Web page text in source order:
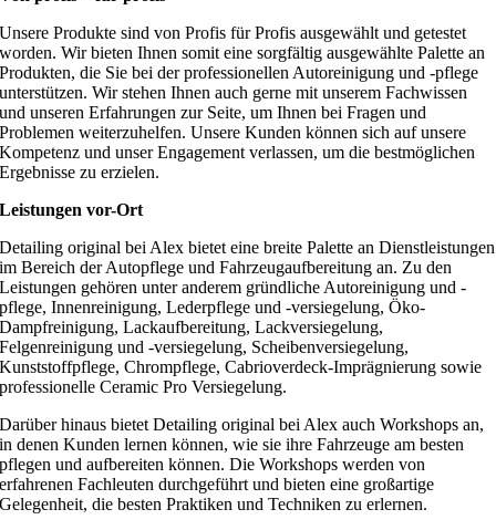
Unsere Produkte sind von Profis für Profis ausgewählt und getestet
worden. Wir bieten Ihnen somit eine sorgfältig ausgewählte Palette an
Produkten, die Sie bei der professionellen Autoreinigung und -pflege
unterstützen. Wir stehen Ihnen auch gerne mit unserem Fachwissen
und unseren Erfahrungen zur Seite, um Ihnen bei Fragen und
Problemen weiterzuhelfen. Unsere Kunden können sich auf unsere
Kompetenz und unser Engagement verlassen, um die bestmöglichen
Ergebnisse zu erzielen.
Leistungen vor-Ort
Detailing original bei Alex bietet eine breite Palette an Dienstleistungen
im Bereich der Autopflege und Fahrzeugaufbereitung an. Zu den
Leistungen gehören unter anderem gründliche Autoreinigung und -
pflege, Innenreinigung, Lederpflege und -versiegelung, Öko-
Dampfreinigung, Lackaufbereitung, Lackversiegelung,
Felgenreinigung und -versiegelung, Scheibenversiegelung,
Kunststoffpflege, Chrompflege, Cabrioverdeck-Imprägnierung sowie
professionelle Ceramic Pro Versiegelung.
Darüber hinaus bietet Detailing original bei Alex auch Workshops an,
in denen Kunden lernen können, wie sie ihre Fahrzeuge am besten
pflegen und aufbereiten können. Die Workshops werden von
erfahrenen Fachleuten durchgeführt und bieten eine großartige
Gelegenheit, die besten Praktiken und Techniken zu erlernen.